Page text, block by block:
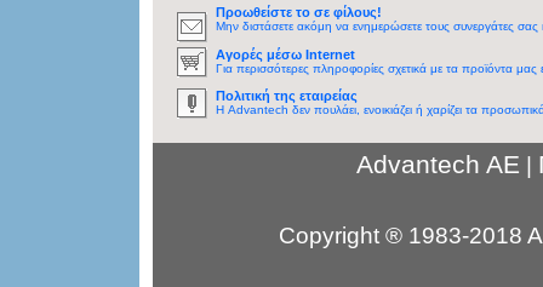
Προωθείστε το σε φίλους!
Μην διστάσετε ακόμη να ενημερώσετε τους συνεργάτες σας
Αγορές μέσω Internet
Για περισσότερες πληροφορίες σχετικά με τα προϊόντα
Πολιτική της εταιρείας
Η Advantech δεν πουλάει, ενοικιάζει ή χαρίζει τα
Advantech AE |
Copyright ® 1983-2018